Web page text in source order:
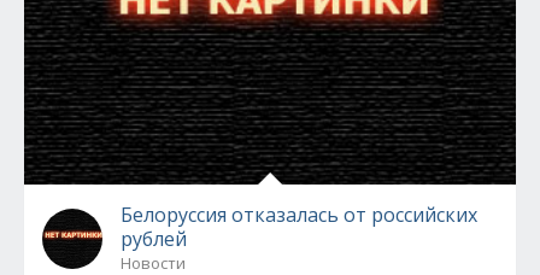
Белоруссия отказалась от российских
рублей
Новости